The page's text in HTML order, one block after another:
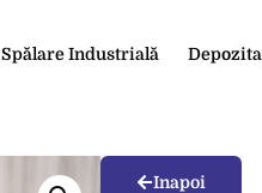
Spălare Industrială
Inapoi